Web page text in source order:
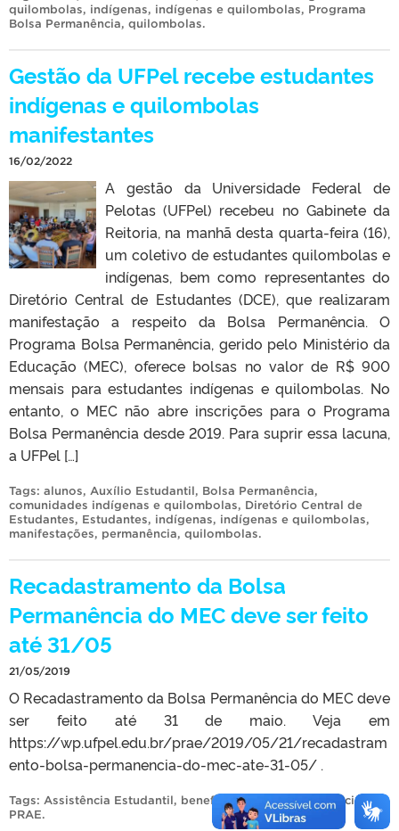
quilombolas, indígenas, indígenas e quilombolas, Programa
Bolsa Permanência, quilombolas.
Gestão da UFPel recebe estudantes
indígenas e quilombolas
manifestantes
16/02/2022
A gestão da Universidade Federal de
Pelotas (UFPel) recebeu no Gabinete da
Reitoria, na manhã desta quarta-feira (16),
um coletivo de estudantes quilombolas e
indígenas, bem como representantes do
Diretório Central de Estudantes (DCE), que realizaram
manifestação a respeito da Bolsa Permanência. O
Programa Bolsa Permanência, gerido pelo Ministério da
Educação (MEC), oferece bolsas no valor de R$ 900
mensais para estudantes indígenas e quilombolas. No
entanto, o MEC não abre inscrições para o Programa
Bolsa Permanência desde 2019. Para suprir essa lacuna,
a UFPel […]
Tags: alunos, Auxílio Estudantil, Bolsa Permanência,
comunidades indígenas e quilombolas, Diretório Central de
Estudantes, Estudantes, indígenas, indígenas e quilombolas,
manifestações, permanência, quilombolas.
Recadastramento da Bolsa
Permanência do MEC deve ser feito
até 31/05
21/05/2019
O Recadastramento da Bolsa Permanência do MEC deve
ser feito até 31 de maio. Veja em
https://wp.ufpel.edu.br/prae/2019/05/21/recadastram
ento-bolsa-permanencia-do-mec-ate-31-05/ .
Tags: Assistência Estudantil, benefícios, Bolsa Permanência ,
PRAE.